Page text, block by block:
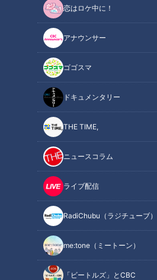
恋はロケ中に！
アナウンサー
ゴゴスマ
ドキュメンタリー
THE TIME,
ニュースコラム
ライブ配信
RadiChubu（ラジチューブ）
me:tone（ミートーン）
「ビートルズ」とCBC
値上げした飲食料品は2万品目以上
中東情勢が暮らしに与える深刻な影
最後に食べた人が片付ける
オススメ関連コンテンツ
値上げした飲食料品は2万品
小高「食料品の値上げが続いています
帝国データバンクの調査では、昨年
609品目だったそうです。
昨年で大規模な値上げラッシュが一
束する見通しだとする見方もありまし